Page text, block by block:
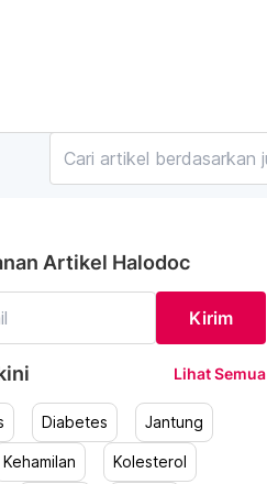
Artikel Halodoc
Kirim
Lihat Semua
Diabetes Jantung
Kehamilan Kolesterol